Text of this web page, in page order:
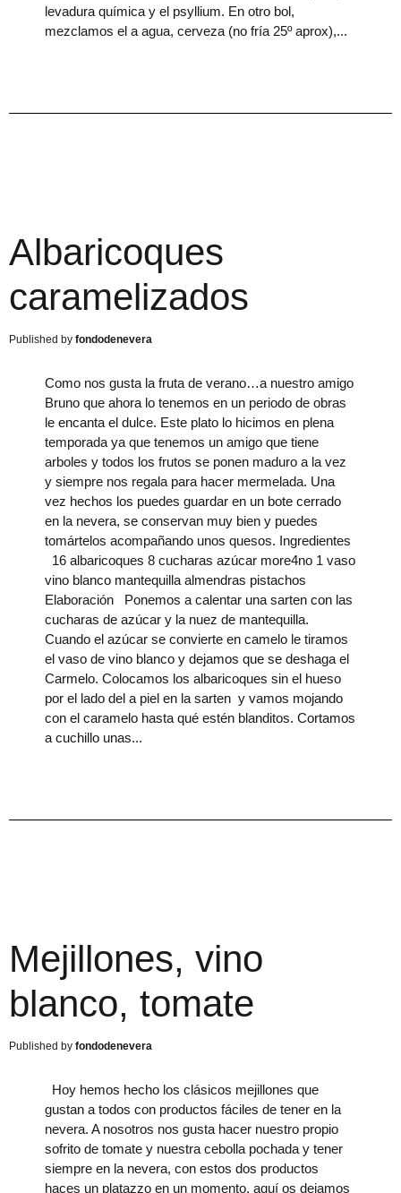
levadura química y el psyllium. En otro bol,
mezclamos el a agua, cerveza (no fría 25º aprox),
Albaricoques
caramelizados
fondodenevera
Como nos gusta la fruta de verano…a nuestro amigo
Bruno que ahora lo tenemos en un periodo de obras
le encanta el dulce. Este plato lo hicimos en plena
temporada ya que tenemos un amigo que tiene
arboles y todos los frutos se ponen maduro a la vez
y siempre nos regala para hacer mermelada. Una
vez hechos los puedes guardar en un bote cerrado
en la nevera, se conservan muy bien y puedes
tomártelos acompañando unos quesos. Ingredientes
16 albaricoques 8 cucharas azúcar more4no 1 vaso
vino blanco mantequilla almendras pistachos
Elaboración Ponemos a calentar una sarten con las
cucharas de azúcar y la nuez de mantequilla.
Cuando el azúcar se convierte en camelo le tiramos
el vaso de vino blanco y dejamos que se deshaga el
Carmelo. Colocamos los albaricoques sin el hueso
por el lado del a piel en la sarten y vamos mojando
con el caramelo hasta qué estén blanditos. Cortamos
a cuchillo unas
Mejillones, vino
blanco, tomate
fondodenevera
Hoy hemos hecho los clásicos mejillones que
gustan a todos con productos fáciles de tener en la
nevera. A nosotros nos gusta hacer nuestro propio
sofrito de tomate y nuestra cebolla pochada y tener
siempre en la nevera, con estos dos productos
haces un platazzo en un momento, aquí os dejamos